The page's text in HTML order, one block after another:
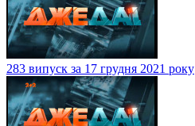
283 випуск за 17 грудня 2021 року